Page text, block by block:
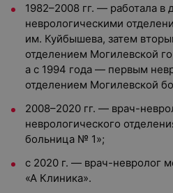
1982–2008 гг. — работала
неврологическими
им. Куйбышева, затем
отделением Могилевской
а с 1994 года — первым
отделением Могилевской
2008–2020 гг. — врач-
неврологического
больница № 1»;
c 2020 г. — врач-невролог
«А Клиника».